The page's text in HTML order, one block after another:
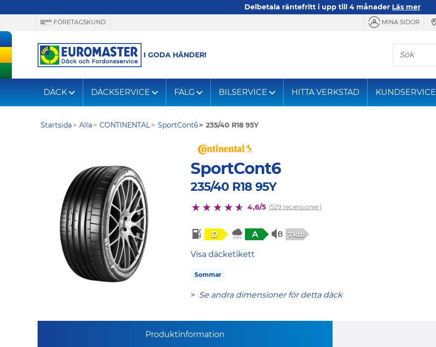
Delbetala räntefritt i upp till 4 månader Läs mer
FÖRETAGSKUND MINA SIDOR
I GODA HÄNDER!
Sök
DÄCK DÄCKSERVICE FÄLG BILSERVICE HITTA VERKSTAD KUNDSERVICE
Startsida Alla CONTINENTAL SportCont6 235/40 R18 95Y
SportCont6
235/40 R18 95Y
4,6/5 (529 recensioner)
D A 71db
Visa däcketikett
Sommar
> Se andra dimensioner för detta däck
Produktinformation